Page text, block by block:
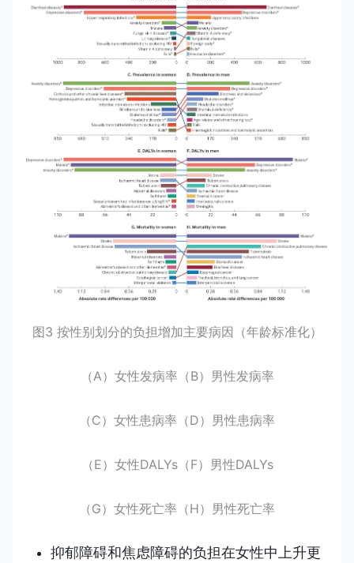
图3 按性别划分的负担增加主要病因（年龄标准化）
（A）女性发病率（B）男性发病率
（C）女性患病率（D）男性患病率
（E）女性DALYs（F）男性DALYs
（G）女性死亡率（H）男性死亡率
抑郁障碍和焦虑障碍的负担在女性中上升更